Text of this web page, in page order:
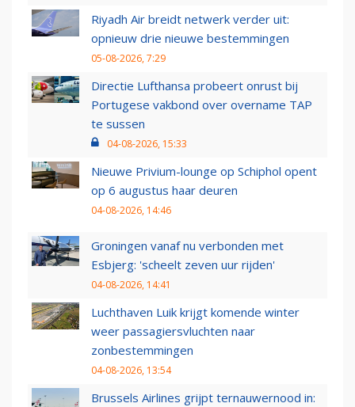
Riyadh Air breidt netwerk verder uit:
opnieuw drie nieuwe bestemmingen
05-08-2026, 7:29
Directie Lufthansa probeert onrust bij
Portugese vakbond over overname TAP
te sussen
04-08-2026, 15:33
Nieuwe Privium-lounge op Schiphol opent
op 6 augustus haar deuren
04-08-2026, 14:46
Groningen vanaf nu verbonden met
Esbjerg: 'scheelt zeven uur rijden'
04-08-2026, 14:41
Luchthaven Luik krijgt komende winter
weer passagiersvluchten naar
zonbestemmingen
04-08-2026, 13:54
Brussels Airlines grijpt ternauwernood in: